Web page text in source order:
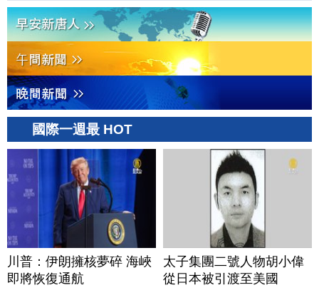
國際一週最 HOT
川普：伊朗擁核夢碎 海峽
即將恢復通航
太子集團二號人物胡小偉
從日本被引渡至美國